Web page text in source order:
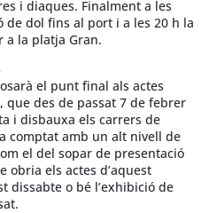
i diaques. Finalment a les
de dol fins al port i a les 20 h la
la platja Gran.
el punt final als actes
que des de passat 7 de febrer
i disbauxa els carrers de
comptat amb un alt nivell de
el del sopar de presentació
obria els actes d’aquest
dissabte o bé l’exhibició de